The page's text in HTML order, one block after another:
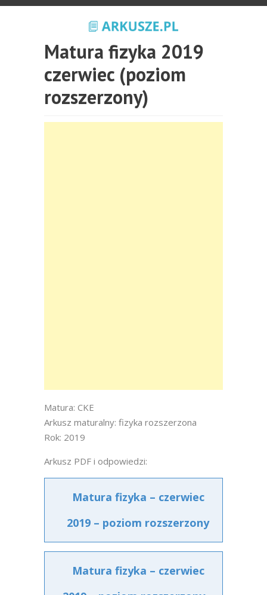
Matura fizyka 2019
czerwiec (poziom
rozszerzony)
Matura: CKE
Arkusz maturalny: fizyka rozszerzona
Rok: 2019
Arkusz PDF i odpowiedzi:
Matura fizyka – czerwiec
2019 – poziom rozszerzony
Matura fizyka – czerwiec